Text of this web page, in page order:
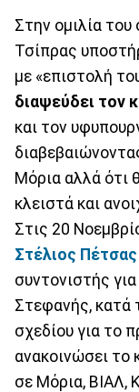
Στην ομιλία
Τσίπρας
με «επιστολή
διαψεύδει τον
και τον
Μόρια αλλά ότι
κλειστά και
Στις 20
Στέλιος Πέτσας
συντονιστής
Στεφανής, κατά
σχεδίου για το
ανακοινώσει
σε Μόρια, ΒΙΑΛ,